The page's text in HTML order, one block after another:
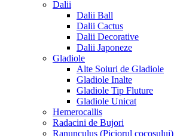
Dalii
Dalii Ball
Dalii Cactus
Dalii Decorative
Dalii Japoneze
Gladiole
Alte Soiuri de Gladiole
Gladiole Inalte
Gladiole Tip Fluture
Gladiole Unicat
Hemerocallis
Radacini de Bujori
Ranunculus (Piciorul cocosului)